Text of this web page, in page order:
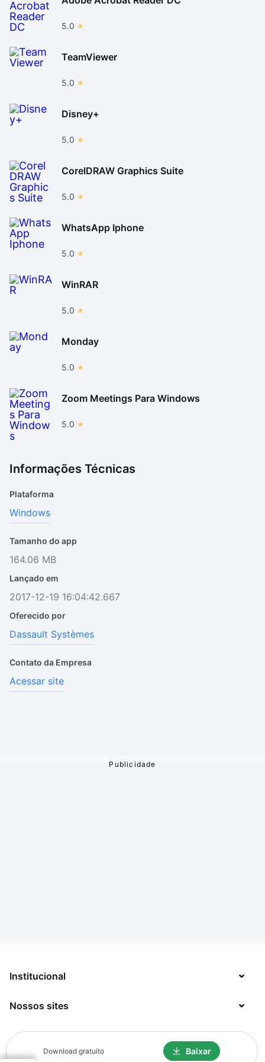
Download gratuito Baixar
5.0
TeamViewer
5.0
Disney+
5.0
CorelDRAW Graphics Suite
5.0
WhatsApp Iphone
5.0
WinRAR
5.0
Monday
5.0
Zoom Meetings Para Windows
5.0
Informações Técnicas
Plataforma
Windows
Tamanho do app
164.06 MB
Lançado em
2017-12-19 16:04:42.667
Oferecido por
Dassault Systèmes
Contato da Empresa
Acessar site
Institucional
Sobre
Contato
Jobs
Nossos sites
TecMundo
Mega Curioso